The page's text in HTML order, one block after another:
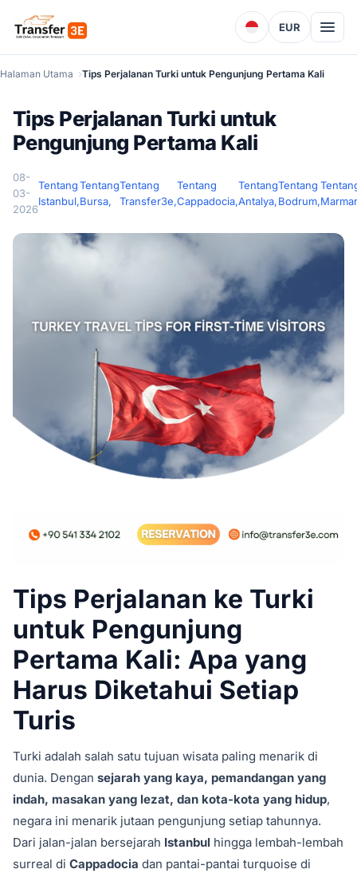
EUR
Halaman Utama Tips Perjalanan Turki untuk Pengunjung Pertama Kali
Tips Perjalanan Turki untuk
Pengunjung Pertama Kali
08-
03-
2026
Tentang
Istanbul,
Tentang
Bursa,
Tentang
Transfer3e,
Tentang
Cappadocia,
Tentang
Antalya,
Tentang
Bodrum,
Tips Perjalanan ke Turki
untuk Pengunjung
Pertama Kali: Apa yang
Harus Diketahui Setiap
Turis
Turki adalah salah satu tujuan wisata paling menarik di
dunia. Dengan sejarah yang kaya, pemandangan yang
indah, masakan yang lezat, dan kota-kota yang hidup,
negara ini menarik jutaan pengunjung setiap tahunnya.
Dari jalan-jalan bersejarah Istanbul hingga lembah-lembah
surreal di Cappadocia dan pantai-pantai turquoise di